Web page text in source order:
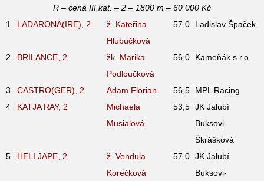
R – cena III.kat. – 2 – 1800 m – 60 000 Kč
1
LADARONA(IRE), 2
ž. Kateřina
Hlubučková
57,0 Ladislav Špaček
2 BRILANCE, 2
žk. Marika
Podloučková
56,0 Kameňák s.r.o.
3 CASTRO(GER), 2 Adam Florian 56,5
MPL Racing
4
KATJA RAY, 2
Michaela
Musialová
53,5 JK Jalubí
Buksovi-
Škrášková
5
HELI JAPE, 2
ž. Vendula
Korečková
57,0 JK Jalubí
Buksovi-